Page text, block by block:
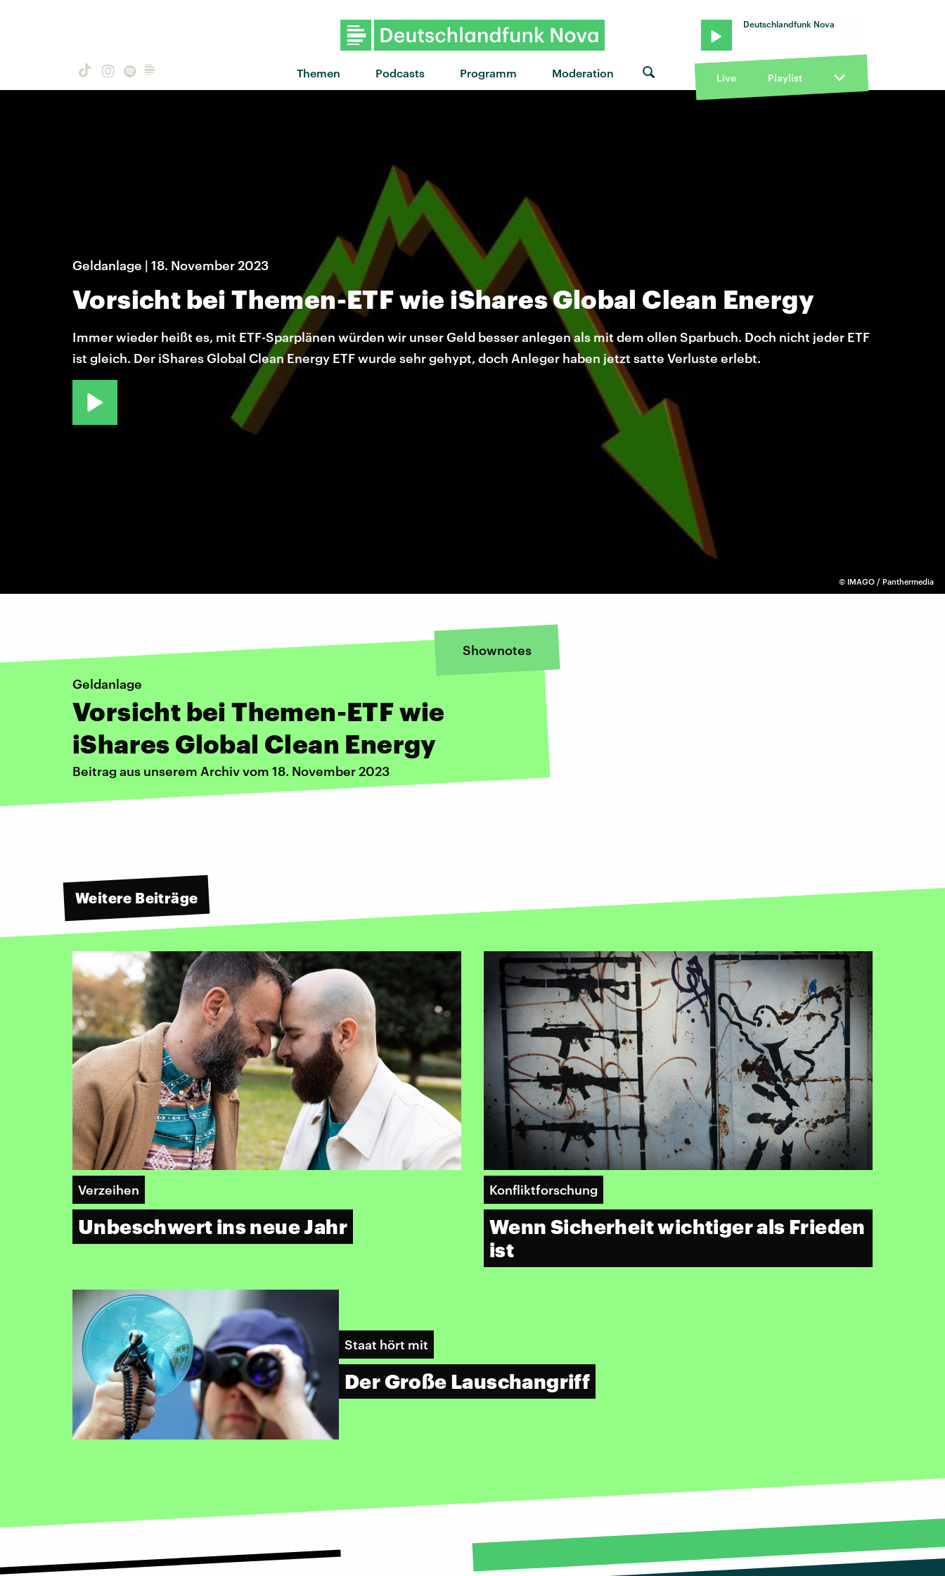
Themen Podcasts Programm Moderation
Deutschlandfunk Nova
Live Playlist
© IMAGO / Panthermedia
Geldanlage | 18. November 2023
Vorsicht bei Themen-ETF wie iShares Global Clean Energy
Immer wieder heißt es, mit ETF-Sparplänen würden wir unser Geld besser anlegen als mit dem ollen Sparbuch. Doch nicht jeder ETF
ist gleich. Der iShares Global Clean Energy ETF wurde sehr gehypt, doch Anleger haben jetzt satte Verluste erlebt.
Shownotes
Geldanlage
Vorsicht bei Themen-ETF wie
iShares Global Clean Energy
Beitrag aus unserem Archiv vom 18. November 2023
Weitere Beiträge
Verzeihen
Unbeschwert ins neue Jahr
Konfliktforschung
Wenn Sicherheit wichtiger als Frieden
ist
Staat hört mit
Der Große Lauschangriff